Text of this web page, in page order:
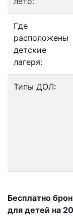
Где
расположены
детские
лагеря:
Типы ДОЛ:
Бесплатно
для детей на